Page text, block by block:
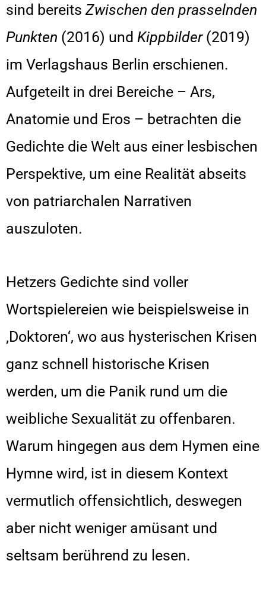
sind bereitsZwischen den prasselnden
Punkten (2016) und Kippbilder(2019)
im Verlagshaus Berlin erschienen.
Aufgeteilt in drei Bereiche – Ars,
Anatomie und Eros – betrachten die
Gedichte die Welt aus einer lesbischen
Perspektive, um eine Realität abseits
von patriarchalen Narrativen
auszuloten.
Hetzers Gedichte sind voller
Wortspielereien wie beispielsweise in
‚Doktoren‘, wo aus hysterischen Krisen
ganz schnell historische Krisen
werden, um die Panik rund um die
weibliche Sexualität zu offenbaren.
Warum hingegen aus dem Hymen eine
Hymne wird, ist in diesem Kontext
vermutlich offensichtlich, deswegen
aber nicht weniger amüsant und
seltsam berührend zu lesen.